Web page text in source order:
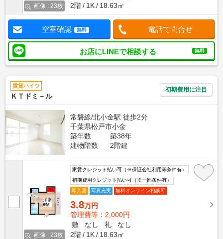
画像 : 23枚
2階
1K 18.63㎡
空室確認 無料 電話で問合せ
お店にLINEで相談する 無料
賃貸ハイツ
ＫＴドミ－ル
初期費用に注目
常磐線/北小金駅 徒歩2分
千葉県松戸市小金
築年数
築38年
建物階数
2階建
画像 : 23枚
家賃クレジット払い可（※保証会社利用等条件有）
初期費用クレジット払い可（※一部条件有）
即入居
写真充実 無料オンライン相談可
3.8万円
管理費等：2,000円
敷
なし 礼
なし
2階
1K 18.63㎡